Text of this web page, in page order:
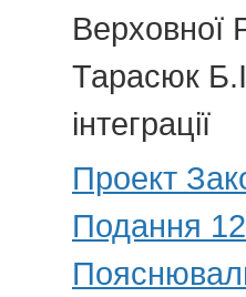
Верховної
Тарасюк
інтеграції
Проект
Подання